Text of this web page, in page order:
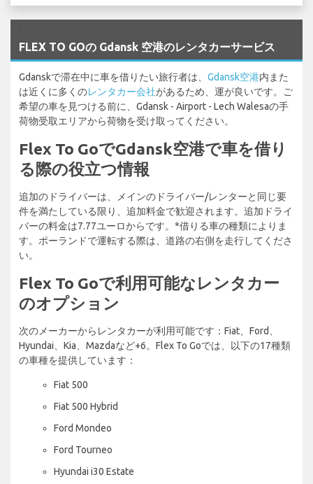
FLEX TO GOの Gdansk 空港のレンタカーサービス
Gdanskで滞在中に車を借りたい旅行者は、 Gdansk空港内また
は近くに多くのレンタカー会社があるため、運が良いです。ご
希望の車を見つける前に、Gdansk - Airport - Lech Walesaの手
荷物受取エリアから荷物を受け取ってください。
Flex To GoでGdansk空港で車を借り
る際の役立つ情報
追加のドライバーは、メインのドライバー/レンターと同じ要
件を満たしている限り、追加料金で歓迎されます。追加ドライ
バーの料金は7.77ユーロからです。*借りる車の種類によりま
す。ポーランドで運転する際は、道路の右側を走行してくださ
い。
Flex To Goで利用可能なレンタカー
のオプション
次のメーカーからレンタカーが利用可能です：Fiat、Ford、
Hyundai、Kia、Mazdaなど+6。Flex To Goでは、以下の17種類
の車種を提供しています：
Fiat 500
Fiat 500 Hybrid
Ford Mondeo
Ford Tourneo
Hyundai i30 Estate